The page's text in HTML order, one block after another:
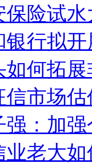
保险试
银行拟
如何拓
信市场估
强：加
业老大